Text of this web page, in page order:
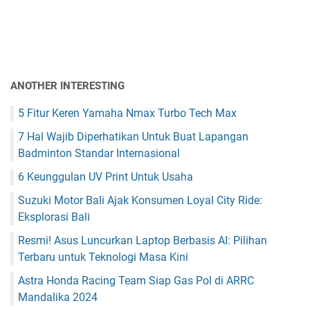
ANOTHER INTERESTING
5 Fitur Keren Yamaha Nmax Turbo Tech Max
7 Hal Wajib Diperhatikan Untuk Buat Lapangan
Badminton Standar Internasional
6 Keunggulan UV Print Untuk Usaha
Suzuki Motor Bali Ajak Konsumen Loyal City Ride:
Eksplorasi Bali
Resmi! Asus Luncurkan Laptop Berbasis AI: Pilihan
Terbaru untuk Teknologi Masa Kini
Astra Honda Racing Team Siap Gas Pol di ARRC
Mandalika 2024